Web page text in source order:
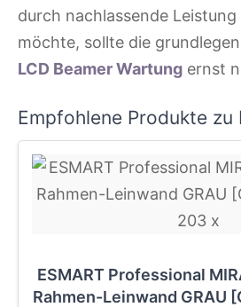
durch nachlassende Leistung
möchte, sollte die
LCD Beamer Wartung ernst
Empfohlene Produkte zu
ESMART Professional
Rahmen-Leinwand GRAU